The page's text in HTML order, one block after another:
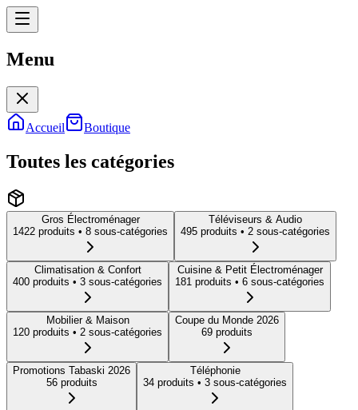
Menu
Accueil Boutique
Toutes les catégories
Gros Électroménager
1422 produits • 8 sous-catégories
Téléviseurs & Audio
495 produits • 2 sous-catégories
Climatisation & Confort
400 produits • 3 sous-catégories
Cuisine & Petit Électroménager
181 produits • 6 sous-catégories
Mobilier & Maison
120 produits • 2 sous-catégories
Coupe du Monde 2026
69 produits
Promotions Tabaski 2026
56produits
Téléphonie
34 produits • 3 sous-catégories